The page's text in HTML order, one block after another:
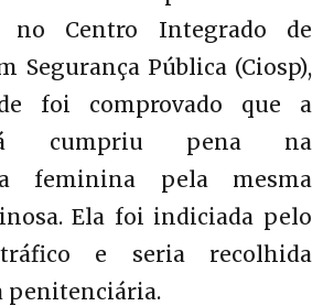
no Centro Integrado de
Segurança Pública (Ciosp),
foi comprovado que a
cumpriu pena na
feminina pela mesma
Ela foi indiciada pelo
e seria recolhida
penitenciária.